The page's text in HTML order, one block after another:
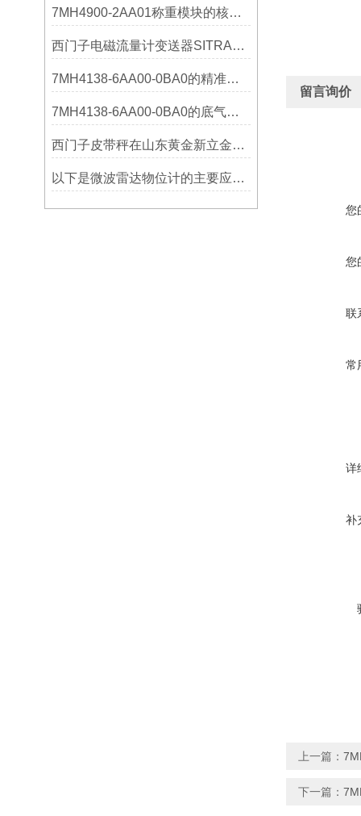
7MH4900-2AA01称重模块的核心亮点，藏着让效率翻倍的“关键密码”
西门子电磁流量计变送器SITRANS FMT020的功能
7MH4138-6AA00-0BA0的精准从何而来？关键组成部分，藏着答案！
7MH4138-6AA00-0BA0的底气：这些核心功能，让精准称重不再是难题
西门子皮带秤在山东黄金新立金矿的成功应用
以下是微波雷达物位计的主要应用领域及具体场景分析
留言询价
您
您
联
常
详
补
上一篇：
下一篇：